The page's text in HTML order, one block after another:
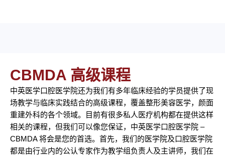
CBMDA 高级课程
中英医学口腔医学院还为我们有多年临床经验的学员提供了现
场教学与临床实践结合的高级课程，覆盖整形美容医学，颜面
重建外科的各个领域。目前有很多私人医疗机构都在提供这样
相关的课程，但我们可以像您保证，中英医学口腔医学院 –
CBMDA 将会是您的首选。首先，我们的医学院及口腔医学院
都是由行业内的公认专家作为教学组负责人及主讲师， 我们在